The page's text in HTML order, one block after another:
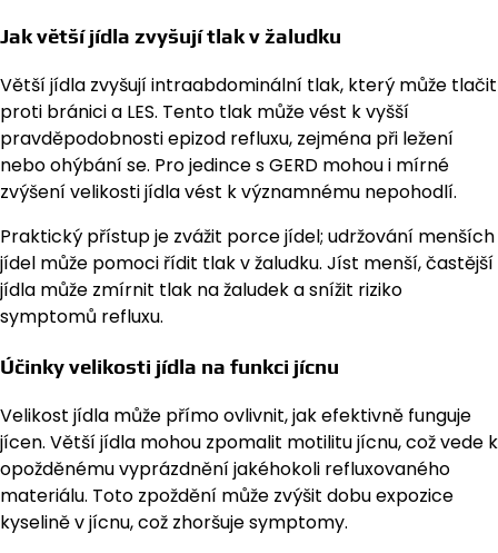
Jak větší jídla zvyšují tlak v žaludku
Větší jídla zvyšují intraabdominální tlak, který může tlačit
proti bránici a LES. Tento tlak může vést k vyšší
pravděpodobnosti epizod refluxu, zejména při ležení
nebo ohýbání se. Pro jedince s GERD mohou i mírné
zvýšení velikosti jídla vést k významnému nepohodlí.
Praktický přístup je zvážit porce jídel; udržování menších
jídel může pomoci řídit tlak v žaludku. Jíst menší, častější
jídla může zmírnit tlak na žaludek a snížit riziko
symptomů refluxu.
Účinky velikosti jídla na funkci jícnu
Velikost jídla může přímo ovlivnit, jak efektivně funguje
jícen. Větší jídla mohou zpomalit motilitu jícnu, což vede k
opožděnému vyprázdnění jakéhokoli refluxovaného
materiálu. Toto zpoždění může zvýšit dobu expozice
kyselině v jícnu, což zhoršuje symptomy.